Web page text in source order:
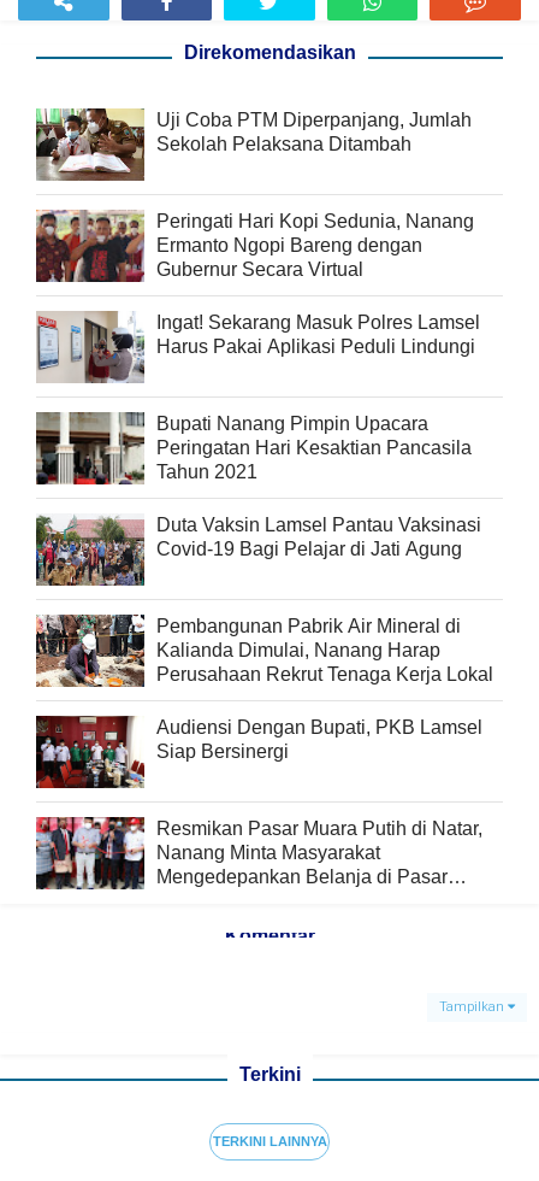
Direkomendasikan
Uji Coba PTM Diperpanjang, Jumlah
Sekolah Pelaksana Ditambah
Peringati Hari Kopi Sedunia, Nanang
Ermanto Ngopi Bareng dengan
Gubernur Secara Virtual
Ingat! Sekarang Masuk Polres Lamsel
Harus Pakai Aplikasi Peduli Lindungi
Bupati Nanang Pimpin Upacara
Peringatan Hari Kesaktian Pancasila
Tahun 2021
Duta Vaksin Lamsel Pantau Vaksinasi
Covid-19 Bagi Pelajar di Jati Agung
Pembangunan Pabrik Air Mineral di
Kalianda Dimulai, Nanang Harap
Perusahaan Rekrut Tenaga Kerja Lokal
Audiensi Dengan Bupati, PKB Lamsel
Siap Bersinergi
Resmikan Pasar Muara Putih di Natar,
Nanang Minta Masyarakat
Mengedepankan Belanja di Pasar
Komentar
Tampilkan
Terkini
TERKINI LAINNYA